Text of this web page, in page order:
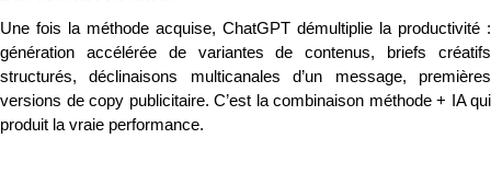
Une fois la méthode acquise, ChatGPT démultiplie la productivité :
génération accélérée de variantes de contenus, briefs créatifs
structurés, déclinaisons multicanales d’un message, premières
versions de copy publicitaire. C’est la combinaison méthode + IA qui
produit la vraie performance.